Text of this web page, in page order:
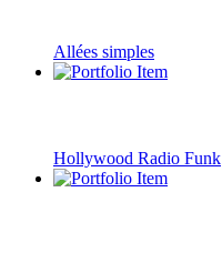
Allées simples
Hollywood Radio Funk